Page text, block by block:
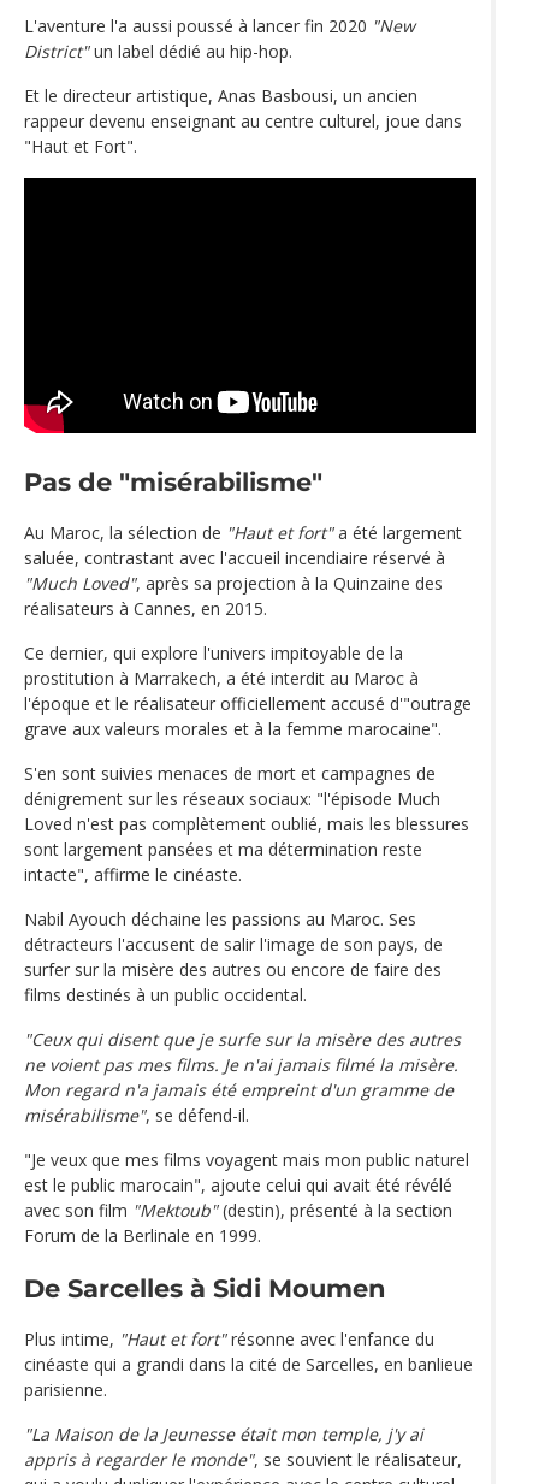
L'aventure l'a aussi poussé à lancer fin 2020 "New
District"un label dédié au hip-hop.
Et le directeur artistique, Anas Basbousi, un ancien
rappeur devenu enseignant au centre culturel, joue dans
"Haut et Fort".
Pas de "misérabilisme"
Au Maroc, la sélection de "Haut et fort"a été largement
saluée, contrastant avec l'accueil incendiaire réservé à
"Much Loved", après sa projection à la Quinzaine des
réalisateurs à Cannes, en 2015.
Ce dernier, qui explore l'univers impitoyable de la
prostitution à Marrakech, a été interdit au Maroc à
l'époque et le réalisateur officiellement accusé d'"outrage
grave aux valeurs morales et à la femme marocaine".
S'en sont suivies menaces de mort et campagnes de
dénigrement sur les réseaux sociaux: "l'épisode Much
Loved n'est pas complètement oublié, mais les blessures
sont largement pansées et ma détermination reste
intacte", affirme le cinéaste.
Nabil Ayouch déchaine les passions au Maroc. Ses
détracteurs l'accusent de salir l'image de son pays, de
surfer sur la misère des autres ou encore de faire des
films destinés à un public occidental.
"Ceux qui disent que je surfe sur la misère des autres
ne voient pas mes films. Je n'ai jamais filmé la misère.
Mon regard n'a jamais été empreint d'un gramme de
misérabilisme", se défend-il.
"Je veux que mes films voyagent mais mon public naturel
est le public marocain", ajoute celui qui avait été révélé
avec son film "Mektoub"(destin), présenté à la section
Forum de la Berlinale en 1999.
De Sarcelles à Sidi Moumen
Plus intime, "Haut et fort"résonne avec l'enfance du
cinéaste qui a grandi dans la cité de Sarcelles, en banlieue
parisienne.
"La Maison de la Jeunesse était mon temple, j'y ai
appris à regarder le monde", se souvient le réalisateur,